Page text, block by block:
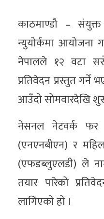
काठमाण्डौ – संयुक्त
न्युयोर्कमा आयोजना
नेपालले १२ वटा
प्रतिवेदन प्रस्तुत गर्ने
आउँदो सोमवारदेखि
नेसनल नेटवर्क फर
(एनएनबीएन) र
(एफडब्लुएलडी) ले
तयार पारेको
लागिएको हो ।